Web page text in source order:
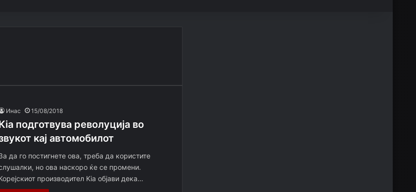
Инас 15/08/2018
подготвува револуција во
кај автомобилот
да го постигнете ова, треба да користите
но ова наскоро ќе се промени.
производител Kia објави дека…